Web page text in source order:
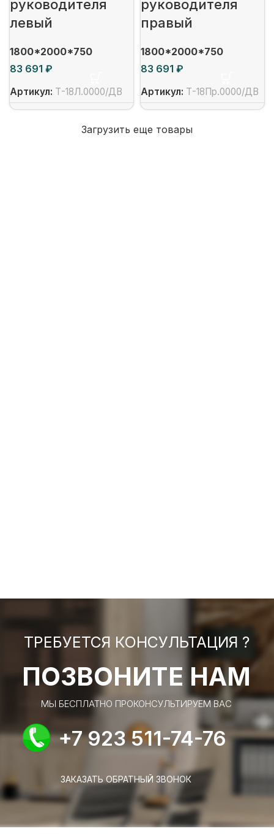
руководителя
левый
1800*2000*750
₽
Артикул: Т-18Л.0000/ДВ
руководителя
правый
1800*2000*750
₽
Артикул: Т-18Пр.0000/ДВ
Загрузить еще товары
ТРЕБУЕТСЯ КОНСУЛЬТАЦИЯ ?
ПОЗВОНИТЕ НАМ
МЫ БЕСПЛАТНО ПРОКОНСУЛЬТИРУЕМ ВАС
+7 923 511-74-76
ЗАКАЗАТЬ ОБРАТНЫЙ ЗВОНОК